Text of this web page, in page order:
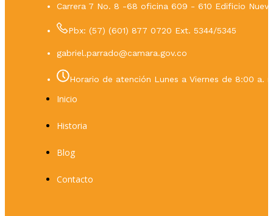
Carrera 7 No. 8 -68 oficina 609 - 610 Edificio
Pbx: (57) (601) 877 0720 Ext. 5344/5345
gabriel.parrado@camara.gov.co
Horario de atención Lunes a Viernes de 8:00 a.
Inicio
Historia
Blog
Contacto